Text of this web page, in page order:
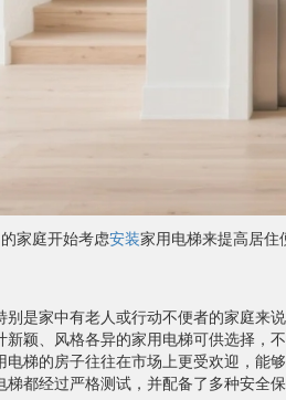
家庭开始考虑安装家用电梯来提高居住
别是家中有老人或行动不便者的家庭来
新颖、风格各异的家用电梯可供选择，
电梯的房子往往在市场上更受欢迎，能
梯都经过严格测试，并配备了多种安全